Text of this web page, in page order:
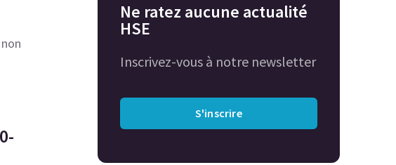
Ne ratez aucune actualité
HSE
Inscrivez-vous à notre newsletter
S'inscrire